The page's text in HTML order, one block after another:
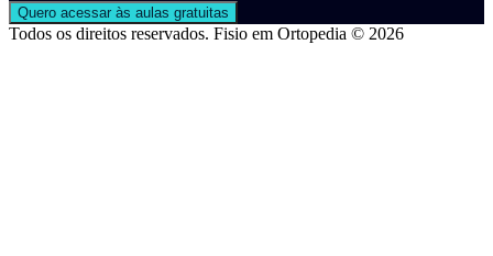
Quero acessar às aulas gratuitas
Todos os direitos reservados. Fisio em Ortopedia © 2026